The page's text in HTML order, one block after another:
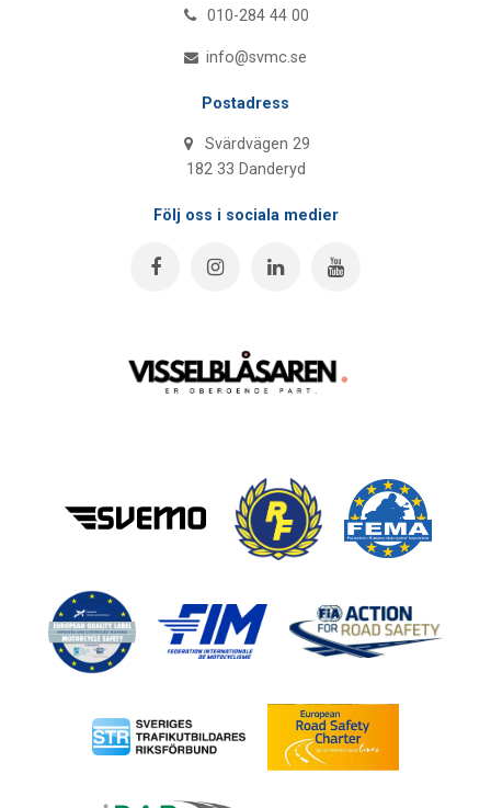
010-284 44 00
info@svmc.se
Postadress
Svärdvägen 29
182 33 Danderyd
Följ oss i sociala medier